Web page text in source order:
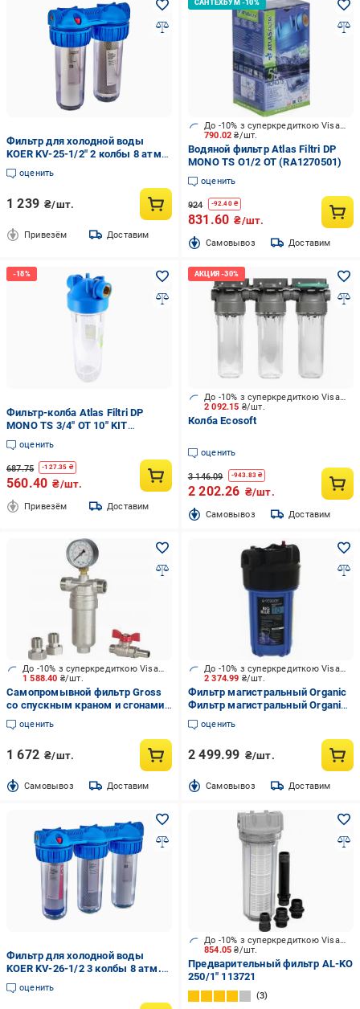
Фильтр для холодной воды
KOER KV-25-1/2" 2 колбы 8 атм.
1/2" (OL-KR5020)
оценить
1 239 ₴/шт.
Привезём Доставим
790.02₴/шт.
До -10% з суперкредиткою Visa Вигода
Водяной фильтр Atlas Filtri DP
MONO TS O1/2 OT (RA1270501)
оценить
924 -92.40₴
831.60 ₴/шт.
Cамовывоз Доставим
Фильтр-колба Atlas Filtri DP
MONO TS 3/4" OT 10" KIT
(RA1280601)
оценить
687.75 -127.35 ₴
560.40 ₴/шт.
Привезём Доставим
2 092.15 ₴/шт.
До -10% з суперкредиткою Visa Вигода
Колба Ecosoft
оценить
3 146.09 -943.83₴
2 202.26 ₴/шт.
Cамовывоз Доставим
1 588.40 ₴/шт.
До -10% з суперкредиткою Visa Вигода
Самопромывной фильтр Gross
со спускным краном и сгонами
15 1/2"
оценить
1 672 ₴/шт.
Cамовывоз Доставим
2 374.99 ₴/шт.
До -10% з суперкредиткою Visa Вигода
Фильтр магистральный Organic
Фильтр магистральный Organic
Big Blue 10
оценить
2 499.99 ₴/шт.
Cамовывоз Доставим
Фильтр для холодной воды
KOER KV-26-1/2 3 колбы 8 атм.
(OL-KR5022)
оценить
854.05₴/шт.
До -10% з суперкредиткою Visa Вигода
Предварительный фильтр AL-KO
250/1" 113721
3